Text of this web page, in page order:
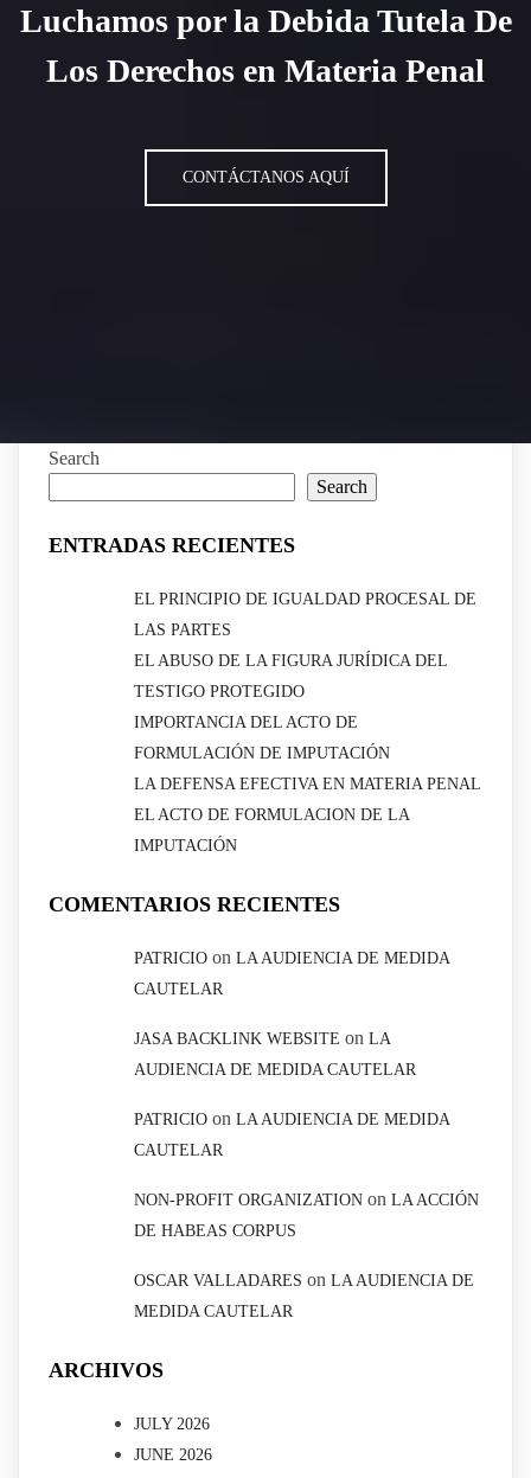
Luchamos por la Debida Tutela De
Los Derechos en Materia Penal
CONTÁCTANOS AQUÍ
Search
Search
ENTRADAS RECIENTES
EL PRINCIPIO DE IGUALDAD PROCESAL DE
LAS PARTES
EL ABUSO DE LA FIGURA JURÍDICA DEL
TESTIGO PROTEGIDO
IMPORTANCIA DEL ACTO DE
FORMULACIÓN DE IMPUTACIÓN
LA DEFENSA EFECTIVA EN MATERIA PENAL
EL ACTO DE FORMULACION DE LA
IMPUTACIÓN
COMENTARIOS RECIENTES
PATRICIO on LA AUDIENCIA DE MEDIDA
CAUTELAR
JASA BACKLINK WEBSITE on LA
AUDIENCIA DE MEDIDA CAUTELAR
PATRICIO on LA AUDIENCIA DE MEDIDA
CAUTELAR
NON-PROFIT ORGANIZATION on LA ACCIÓN
DE HABEAS CORPUS
OSCAR VALLADARES on LA AUDIENCIA DE
MEDIDA CAUTELAR
ARCHIVOS
JULY 2026
JUNE 2026